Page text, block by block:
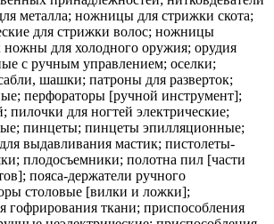
металла; ножницы для стрижки скота;
для стрижки волос; ножницы
для холодного оружия; орудия
с ручным управлением; оселки;
шашки; патроны для разверток;
перфораторы [ручной инструмент];
пилочки для ногтей электрические;
пинцеты; пинцеты эпилляционные;
выдавливания мастик; пистолеты-
плодосъемники; полотна пил [части
пояса-держатели ручного
столовые [вилки и ложки];
гофрирования ткани; приспособления